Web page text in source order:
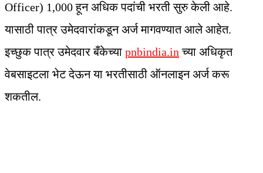
Officer) 1,000 हून अधिक पदांची भरती सुरु केली आहे.
यासाठी पात्र उमेदवारांकडून अर्ज मागवण्यात आले आहेत.
इच्छुक पात्र उमेदवार बँकेच्या pnbindia.in च्या अधिकृत
वेबसाइटला भेट देऊन या भरतीसाठी ऑनलाइन अर्ज करू
शकतील.